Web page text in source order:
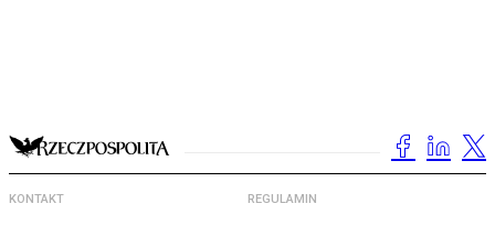
KONTAKT REGULAMIN